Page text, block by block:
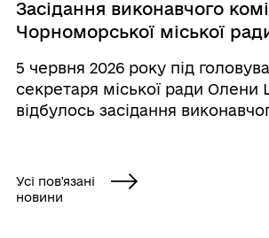
Засідання виконавчого
Чорноморської міської
5 червня 2026 року під
секретаря міської ради
відбулось засідання
15 членів виконкому. На
винесено 14 питань за 8
Усі пов'язані
новини